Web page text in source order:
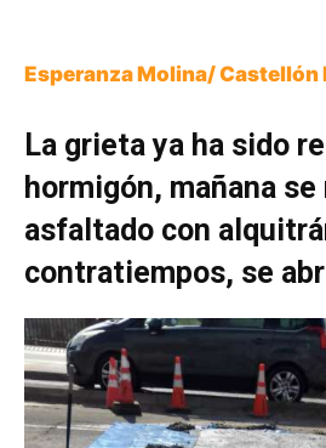
Esperanza Molina/
La grieta ya ha sido
hormigón, mañana se
asfaltado con
contratiempos, se